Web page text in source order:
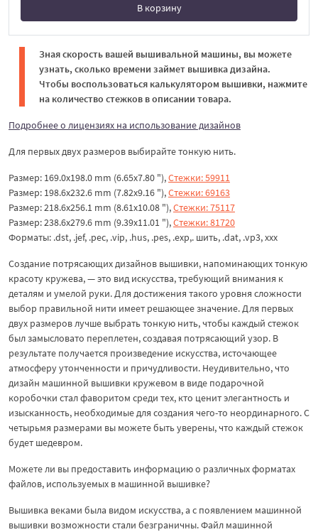
В корзину
В корзине
Зная скорость вашей вышивальной машины, вы можете
узнать, сколько времени займет вышивка дизайна.
Чтобы воспользоваться калькулятором вышивки, нажмите
на количество стежков в описании товара.
Подробнее о лицензиях на использование дизайнов
Для первых двух размеров выбирайте тонкую нить.
Размер: 169.0x198.0 mm (6.65x7.80 "),Стежки: 59911
Размер: 198.6x232.6 mm (7.82x9.16 "),Стежки: 69163
Размер: 218.6x256.1 mm (8.61x10.08 "),Стежки: 75117
Размер: 238.6x279.6 mm (9.39x11.01 "),Стежки: 81720
Форматы: .dst, .jef, .pec, .vip, .hus, .pes, .exp,. шить, .dat, .vp3, xxx
Создание потрясающих дизайнов вышивки, напоминающих тонкую
красоту кружева, — это вид искусства, требующий внимания к
деталям и умелой руки. Для достижения такого уровня сложности
выбор правильной нити имеет решающее значение. Для первых
двух размеров лучше выбрать тонкую нить, чтобы каждый стежок
был замысловато переплетен, создавая потрясающий узор. В
результате получается произведение искусства, источающее
атмосферу утонченности и причудливости. Неудивительно, что
дизайн машинной вышивки кружевом в виде подарочной
коробочки стал фаворитом среди тех, кто ценит элегантность и
изысканность, необходимые для создания чего-то неординарного. С
четырьмя размерами вы можете быть уверены, что каждый стежок
будет шедевром.
Можете ли вы предоставить информацию о различных форматах
файлов, используемых в машинной вышивке?
Вышивка веками была видом искусства, а с появлением машинной
вышивки возможности стали безграничны. Файл машинной